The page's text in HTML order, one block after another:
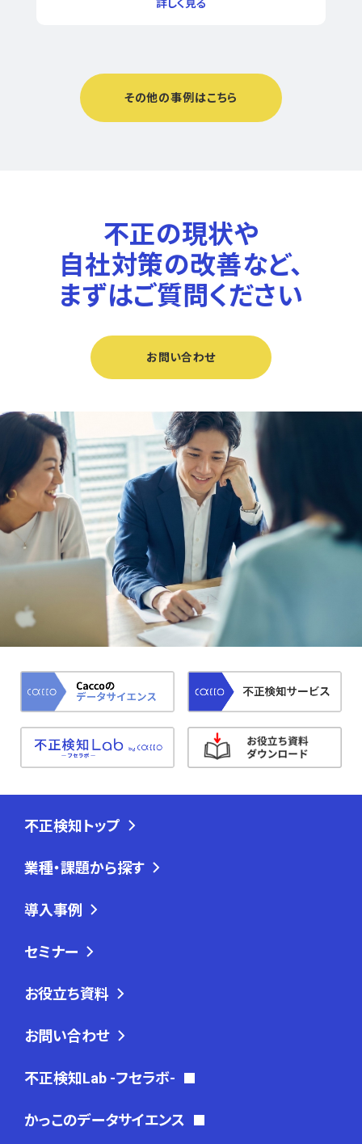
その他の事例はこちら
不正の現状や
自社対策の改善など、
まずはご質問ください
お問い合わせ
不正検知トップ
業種・課題から探す
導入事例
セミナー
お役立ち資料
お問い合わせ
不正検知Lab -フセラボ-
かっこのデータサイエンス